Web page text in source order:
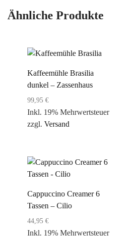
Ähnliche Produkte
Kaffeemühle Brasilia
dunkel – Zassenhaus
99,95 €
Inkl. 19% Mehrwertsteuer
zzgl. Versand
Cappuccino Creamer 6
Tassen – Cilio
44,95 €
Inkl. 19% Mehrwertsteuer